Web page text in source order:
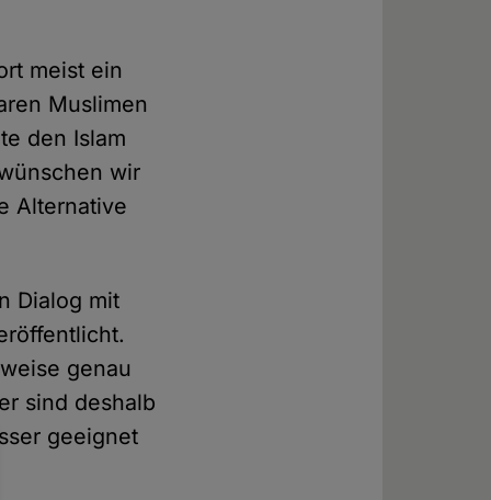
meist ein
Muslimen
den Islam
wir
Alternative
Dialog mit
genau
sind deshalb
geeignet